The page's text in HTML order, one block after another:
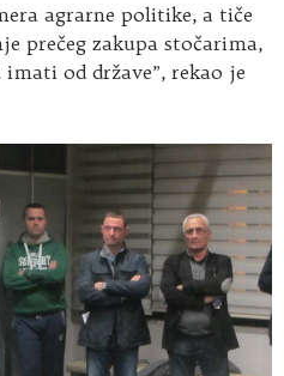
agrarne politike, a tiče
prečeg zakupa stočarima,
od države”, rekao je